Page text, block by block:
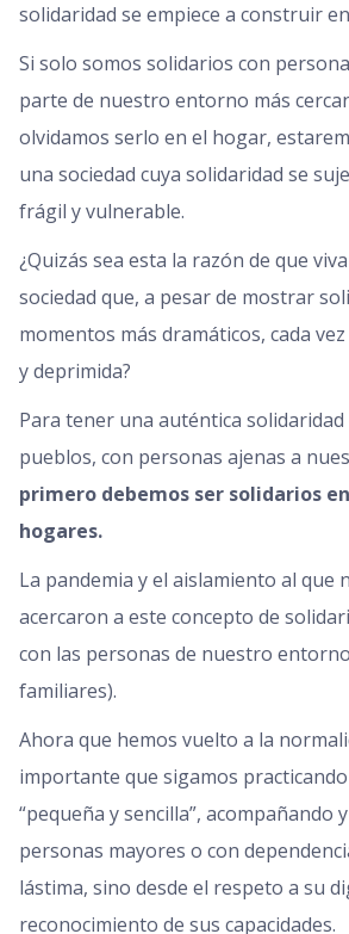
solidaridad se empiece a construir
Si solo somos solidarios con
parte de nuestro entorno más
olvidamos serlo en el hogar,
una sociedad cuya solidaridad se
frágil y vulnerable.
¿Quizás sea esta la razón de que
sociedad que, a pesar de mostrar
momentos más dramáticos, cada
y deprimida?
Para tener una auténtica
pueblos, con personas ajenas a
primero debemos ser solidarios
hogares.
La pandemia y el aislamiento al que
acercaron a este concepto de
con las personas de nuestro
familiares).
Ahora que hemos vuelto a la
importante que sigamos
“pequeña y sencilla”, acompañando
personas mayores o con
lástima, sino desde el respeto a su
reconocimiento de sus capacidades.